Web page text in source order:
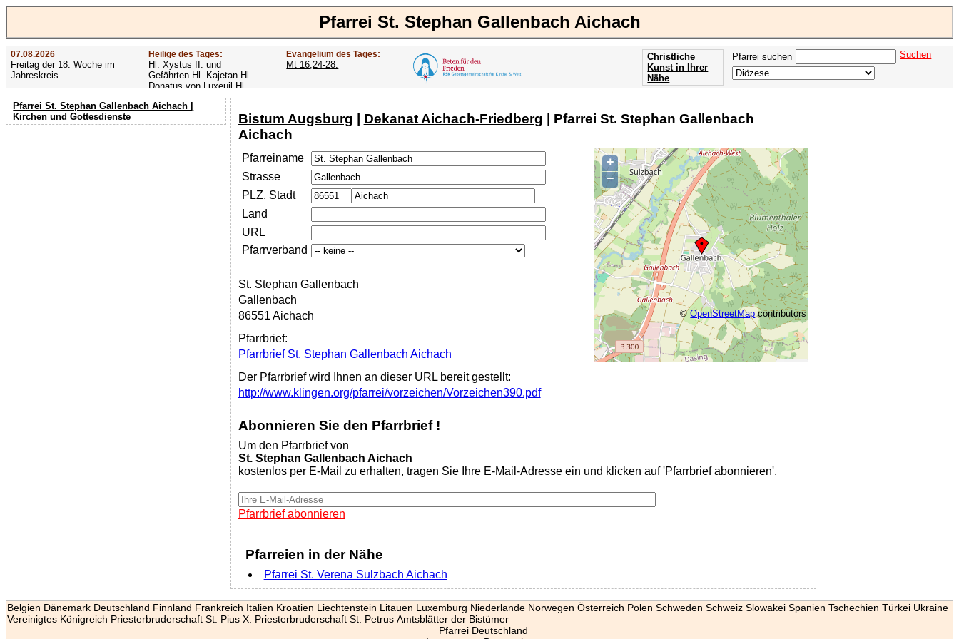
Pfarrei St. Stephan Gallenbach Aichach
07.08.2026
Freitag der 18. Woche im
Jahreskreis
Heilige des Tages:
Hl. Xystus II. und
Gefährten Hl. Kajetan Hl.
Donatus von Luxeuil Hl.
Afra
Evangelium des Tages:
Mt 16,24-28.
Pfarrei suchen Suchen
Christliche
Kunst in Ihrer
Nähe
Pfarrei St. Stephan Gallenbach Aichach |
Kirchen und Gottesdienste
Bistum Augsburg | Dekanat Aichach-Friedberg | Pfarrei St. Stephan Gallenbach
Aichach
+
−
©OpenStreetMapcontributors
Pfarreiname
Strasse
PLZ, Stadt
Land
URL
Pfarrverband
St. Stephan Gallenbach
Gallenbach
86551 Aichach
Pfarrbrief:
Pfarrbrief St. Stephan Gallenbach Aichach
Der Pfarrbrief wird Ihnen an dieser URL bereit gestellt:
http://www.klingen.org/pfarrei/vorzeichen/Vorzeichen390.pdf
Abonnieren Sie den Pfarrbrief !
Um den Pfarrbrief von
St. Stephan Gallenbach Aichach
kostenlos per E-Mail zu erhalten, tragen Sie Ihre E-Mail-Adresse ein und klicken auf 'Pfarrbrief abonnieren'.
Pfarrbrief abonnieren
Pfarreien in der Nähe
Pfarrei St. Verena Sulzbach Aichach
Belgien Dänemark Deutschland Finnland Frankreich Italien Kroatien Liechtenstein Litauen Luxemburg Niederlande Norwegen Österreich Polen Schweden Schweiz Slowakei Spanien Tschechien Türkei Ukraine
Vereinigtes Königreich Priesterbruderschaft St. Pius X. Priesterbruderschaft St. Petrus Amtsblätter der Bistümer
Pfarrei Deutschland